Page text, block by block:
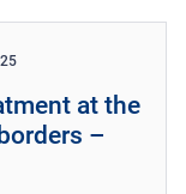
at the
–